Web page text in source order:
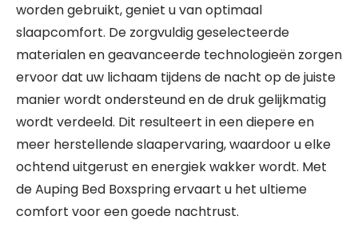
worden gebruikt, geniet u van optimaal
slaapcomfort. De zorgvuldig geselecteerde
materialen en geavanceerde technologieën zorgen
ervoor dat uw lichaam tijdens de nacht op de juiste
manier wordt ondersteund en de druk gelijkmatig
wordt verdeeld. Dit resulteert in een diepere en
meer herstellende slaapervaring, waardoor u elke
ochtend uitgerust en energiek wakker wordt. Met
de Auping Bed Boxspring ervaart u het ultieme
comfort voor een goede nachtrust.